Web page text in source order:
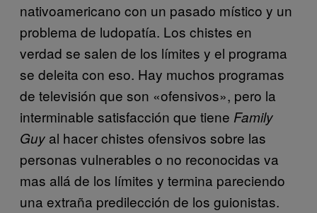
nativoamericano con un pasado místico y un
problema de ludopatía. Los chistes en
verdad se salen de los límites y el programa
se deleita con eso. Hay muchos programas
de televisión que son «ofensivos», pero la
interminable satisfacción que tiene Family
Guy al hacer chistes ofensivos sobre las
personas vulnerables o no reconocidas va
mas allá de los límites y termina pareciendo
una extraña predilección de los guionistas.